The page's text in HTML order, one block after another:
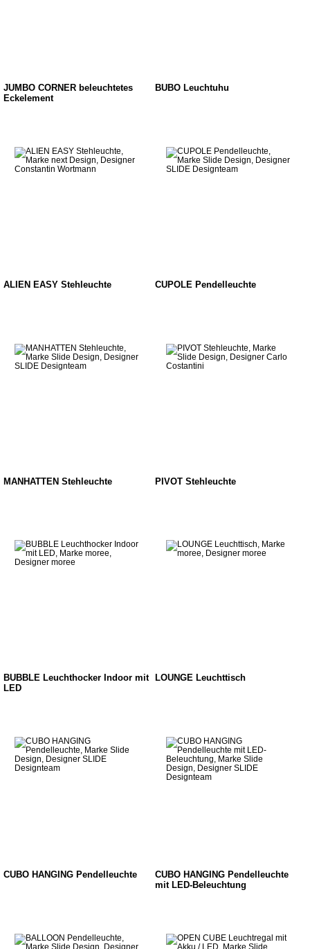
JUMBO CORNER beleuchtetes
Eckelement
BUBO Leuchtuhu
ALIEN EASY Stehleuchte CUPOLE Pendelleuchte
MANHATTEN Stehleuchte PIVOT Stehleuchte
BUBBLE Leuchthocker Indoor mit
LED
LOUNGE Leuchttisch
CUBO HANGING Pendelleuchte
CUBO HANGING Pendelleuchte
mit LED-Beleuchtung